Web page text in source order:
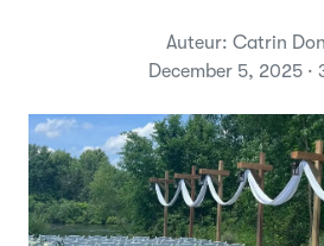
Auteur: Catrin
December 5, 2025 ·